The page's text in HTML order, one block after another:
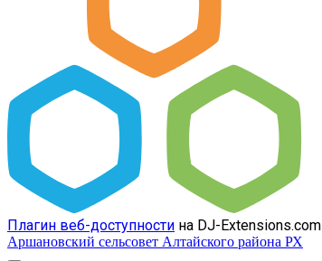
Плагин веб-доступности на DJ-Extensions.com
Аршановский сельсовет Алтайского района РХ